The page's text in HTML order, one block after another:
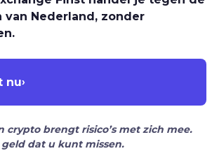
van Nederland, zonder
nu›
crypto brengt risico’s met zich mee.
dat u kunt missen.